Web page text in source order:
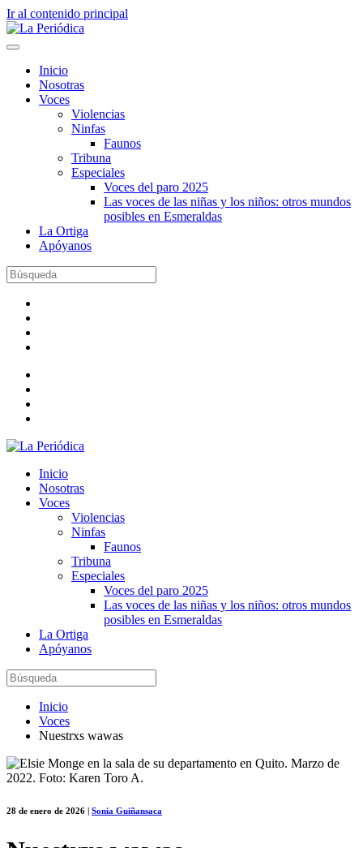
Ir al contenido principal
Inicio
Nosotras
Voces
Violencias
Ninfas
Faunos
Tribuna
Especiales
Voces del paro 2025
Las voces de las niñas y los niños: otros mundos
posibles en Esmeraldas
La Ortiga
Apóyanos
Inicio
Nosotras
Voces
Violencias
Ninfas
Faunos
Tribuna
Especiales
Voces del paro 2025
Las voces de las niñas y los niños: otros mundos
posibles en Esmeraldas
La Ortiga
Apóyanos
Inicio
Voces
Nuestrxs wawas
28 de enero de 2026 | Sonia Guiñansaca